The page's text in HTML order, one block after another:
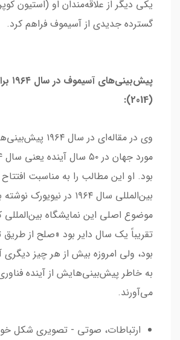
یکی دیگر از علاقه‌مندان او (استیون
گسترده جدیدی از آسیموف فراهم کرد.
(2014):
وی در مقاله‌ای در
بود. او این مطالب را به مناسبت
بین‌المللی سال ۱۹۶۴ در
موضوع اصلی این نمایشگاه
تقریباً یک سال دایر بود «صلح از طریق
بود، ولی امروزه بیش از هر چیز دیگری
به خاطر پیش‌بینی‌هایش از آینده
می‌آورند.
ارتباطات، صوتی - تصویری شکل